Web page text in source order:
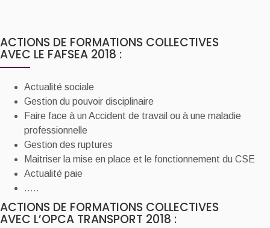
ACTIONS DE FORMATIONS COLLECTIVES
AVEC LE FAFSEA 2018 :
Actualité sociale
Gestion du pouvoir disciplinaire
Faire face à un Accident de travail ou à une maladie
professionnelle
Gestion des ruptures
Maitriser la mise en place et le fonctionnement du CSE
Actualité paie
…..
ACTIONS DE FORMATIONS COLLECTIVES
AVEC L’OPCA TRANSPORT 2018 :